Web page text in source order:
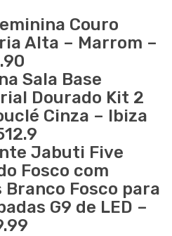
Couro
Alta – Marrom –
Sala Base
Dourado Kit 2
Cinza – Ibiza
Jabuti Five
Fosco com
Branco Fosco para
G9 de LED –